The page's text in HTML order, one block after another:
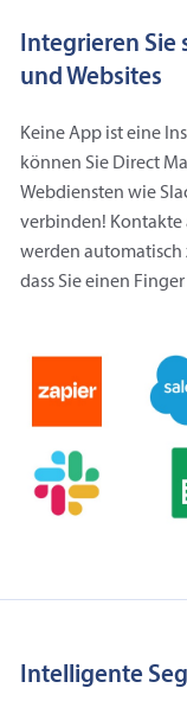
Integrieren Sie
und Websites
Keine App ist eine
können Sie Direct
Webdiensten wie
verbinden! Kontakte
werden
dass Sie einen
Intelligente